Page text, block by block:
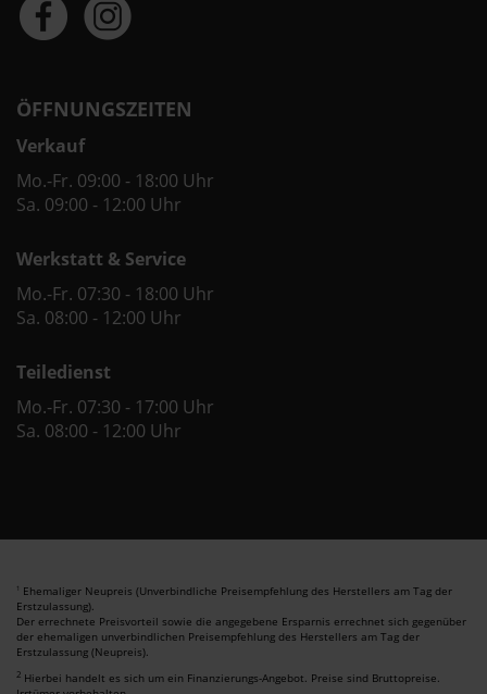
ÖFFNUNGSZEITEN
Verkauf
Mo.-Fr. 09:00 - 18:00 Uhr
Sa. 09:00 - 12:00 Uhr
Werkstatt & Service
Mo.-Fr. 07:30 - 18:00 Uhr
Sa. 08:00 - 12:00 Uhr
Teiledienst
Mo.-Fr. 07:30 - 17:00 Uhr
Sa. 08:00 - 12:00 Uhr
1 Ehemaliger Neupreis (Unverbindliche Preisempfehlung des Herstellers am Tag der
Erstzulassung).
Der errechnete Preisvorteil sowie die angegebene Ersparnis errechnet sich gegenüber
der ehemaligen unverbindlichen Preisempfehlung des Herstellers am Tag der
Erstzulassung (Neupreis).
2 Hierbei handelt es sich um ein Finanzierungs-Angebot. Preise sind Bruttopreise.